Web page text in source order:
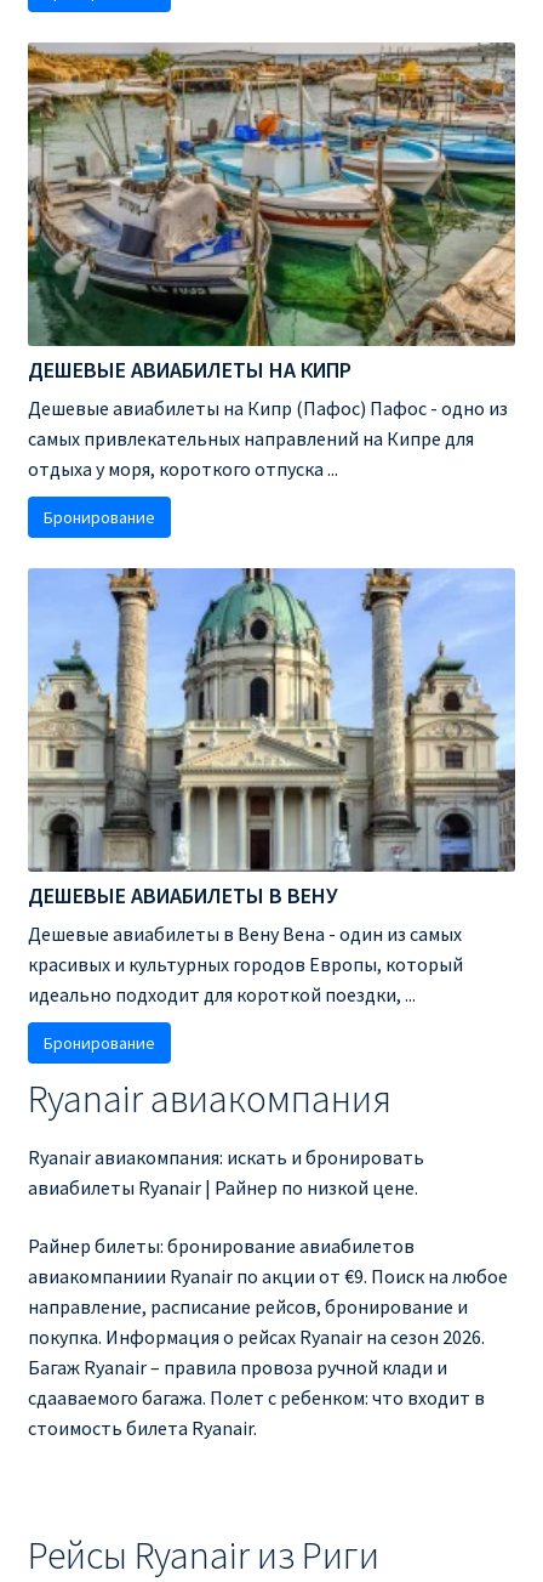
ДЕШЕВЫЕ АВИАБИЛЕТЫ НА КИПР
Дешевые авиабилеты на Кипр (Пафос) Пафос - одно из
самых привлекательных направлений на Кипре для
отдыха у моря, короткого отпуска ...
Бронирование
ДЕШЕВЫЕ АВИАБИЛЕТЫ В ВЕНУ
Дешевые авиабилеты в Вену Вена - один из самых
красивых и культурных городов Европы, который
идеально подходит для короткой поездки, ...
Бронирование
Ryanair авиакомпания
Ryanair авиакомпания: искать и бронировать
авиабилеты Ryanair | Райнер по низкой цене.
Райнер билеты: бронирование авиабилетов
авиакомпаниии Ryanair по акции от €9. Поиск на любое
направление, расписание рейсов, бронирование и
покупка. Информация о рейсах Ryanair на сезон 2026.
Багаж Ryanair – правила провоза ручной клади и
сдааваемого багажа. Полет с ребенком: что входит в
стоимость билета Ryanair.
Рейсы Ryanair из Риги